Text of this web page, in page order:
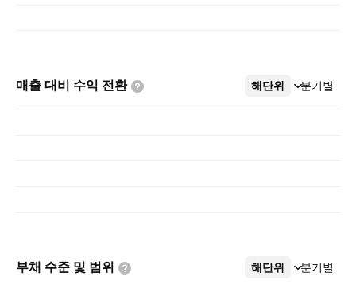
매출 대비 수익 전환 해단위 분기별
더보기
부채 수준 및 범위 해단위 분기별
더보기